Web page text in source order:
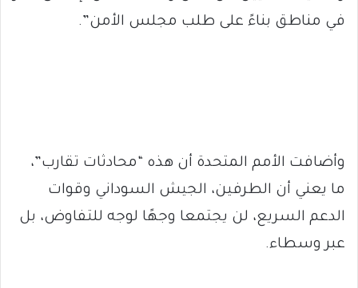
في مناطق بناءً على طلب مجلس الأمن”.
وأضافت الأمم المتحدة أن هذه “محادثات تقارب”،
ما يعني أن الطرفين، الجيش السوداني وقوات
الدعم السريع، لن يجتمعا وجهًا لوجه للتفاوض، بل
عبر وسطاء.